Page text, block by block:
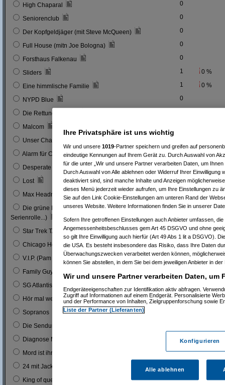
High Chaparal 0
Seniorenclub 0
Der Kopfgeldjäger (mit Steve McQueen) 0
Full House (mitn Joe Bologna) 0
Forsthaus Falkenau 0
Sliders 1 0 %
Eine himmlische Familie 1 0 %
NYPD Blue 0
Die Rettungsflieger
Malcom
Unser Charly
Alarm für Cobra 11 0
Desperate Housewives 3 1 %
Lost 7 3 %
Max Headroom 1 0 %
Die grüne Hornisse (Bruce Lee´s erste
Serienrolle...)
Star Trek TAS 0
Chicago Hope 0
V.I.P. (Pam A.) 1 0 %
Family Guy
SG Atlantis
Hör mal wer da hämmert! 9 3 %
Sopranos
Die Sendung ohne Namen
Diagnose Mord 1 0 %
Mord ist ihr Hobby 0
24 mit Jack Bauer
King of queens 15 5 %
Ihre Privatsphäre ist uns wichtig
Wir und unsere 1019-Partner speichern und greifen auf
eindeutige Kennungen auf Ihrem Gerät zu. Durch Auswahl von
für die unter „Wir und unsere Partner verarbeiten Daten, um
Durch Auswahl von Alle ablehnen oder Widerruf Ihrer
deaktiviert sind, sind manche Inhalte und Anzeigen
dieses Menü jederzeit wieder aufrufen, um Ihre Einstellungen zu
Sie auf den Link Cookie-Einstellungen am unteren Rand der
unseres Website. Weitere Informationen finden Sie in unserer
Sofern Ihre getroffenen Einstellungen auch Anbieter umfassen,
Angemessenheitsbeschlusses gem Art 45 DSGVO und ohne
so gilt Ihre Einwilligung auch hierfür (Art 49 Abs 1 lit a DSGVO).
die USA. Es besteht insbesondere das Risiko, dass Ihre Daten
Überwachungszwecken verarbeitet werden können,
können Sie abstellen, in dem Sie bei dem jeweiligen Anbieter in
Wir und unsere Partner verarbeiten Daten, um
Endgeräteeigenschaften zur Identifikation aktiv abfragen.
Zugriff auf Informationen auf einem Endgerät. Personalisierte
und der Performance von Inhalten, Zielgruppenforschung sowie
Liste der Partner (Lieferanten)
Konfigurieren
Alle ablehnen